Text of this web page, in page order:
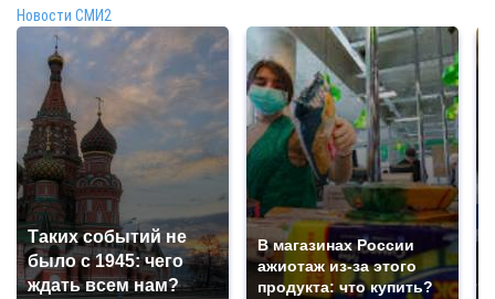
Новости СМИ2
Таких событий не
было с 1945: чего
ждать всем нам?
В магазинах России
ажиотаж из-за этого
продукта: что купить?